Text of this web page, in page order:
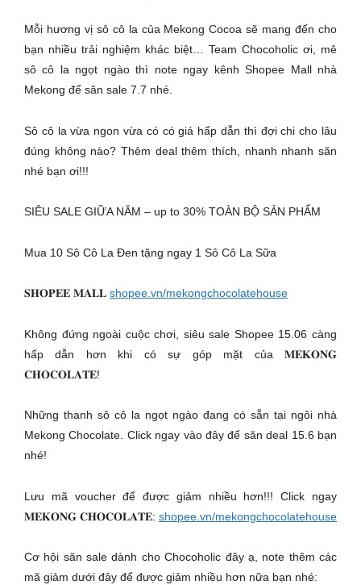
Mỗi hương vị sô cô la của Mekong Cocoa sẽ mang đến cho
bạn nhiều trải nghiệm khác biệt… Team Chocoholic ơi, mê
sô cô la ngọt ngào thì note ngay kênh Shopee Mall nhà
Mekong để săn sale 7.7 nhé.
Sô cô la vừa ngon vừa có có giá hấp dẫn thì đợi chi cho lâu
đúng không nào? Thêm deal thêm thích, nhanh nhanh săn
nhé bạn ơi!!!
SIÊU SALE GIỮA NĂM – up to 30% TOÀN BỘ SẢN PHẨM
Mua 10 Sô Cô La Đen tặng ngay 1 Sô Cô La Sữa
𝐒𝐇𝐎𝐏𝐄𝐄 𝐌𝐀𝐋𝐋 shopee.vn/mekongchocolatehouse
Không đứng ngoài cuộc chơi, siêu sale Shopee 15.06 càng
hấp dẫn hơn khi có sự góp mặt của 𝐌𝐄𝐊𝐎𝐍𝐆
𝐂𝐇𝐎𝐂𝐎𝐋𝐀𝐓𝐄!
Những thanh sô cô la ngọt ngào đang có sẵn tại ngôi nhà
Mekong Chocolate. Click ngay vào đây để săn deal 15.6 bạn
nhé!
Lưu mã voucher để được giảm nhiều hơn!!! Click ngay
𝐌𝐄𝐊𝐎𝐍𝐆 𝐂𝐇𝐎𝐂𝐎𝐋𝐀𝐓𝐄: shopee.vn/mekongchocolatehouse
Cơ hội săn sale dành cho Chocoholic đây ạ, note thêm các
mã giảm dưới đây để được giảm nhiều hơn nữa bạn nhé: